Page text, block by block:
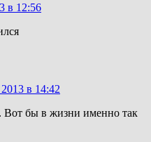
в 12:56
в 14:42
Вот бы в жизни именно так